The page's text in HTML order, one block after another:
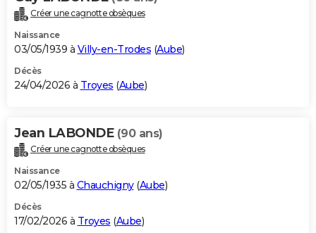
Destinations
City break
Voyage nature
Voyage de noces
Forum
Climat
+PHOTO
GUIDES D'ACHAT
BONS PLANS
Carte de Noël
Carte Bonne année
Carte Saint-Valentin
Carte Pâques
Carte d'anniversaire
DICTIONNAIRE
Dictionnaire
Biographies
Citations
Expressions
Proverbes
PROGRAMME TV
S'inscrire
Se connecter
Lycées
Collèges
Primaires
Universités
Entreprises
Service militaire
Avis de recherche
AVIS DE DÉCÈS
Créer une cagnotte obsèques
Naissance
03/05/1939 à Villy-en-Trodes (Aube)
Décès
24/04/2026 à Troyes (Aube)
Jean LABONDE (90 ans)
Créer une cagnotte obsèques
Naissance
02/05/1935 à Chauchigny(Aube)
Décès
17/02/2026 à Troyes (Aube)